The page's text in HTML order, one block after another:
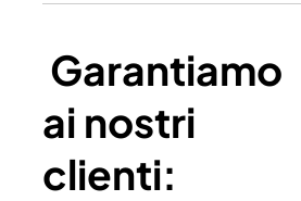
Garantiamo
ai nostri
clienti: